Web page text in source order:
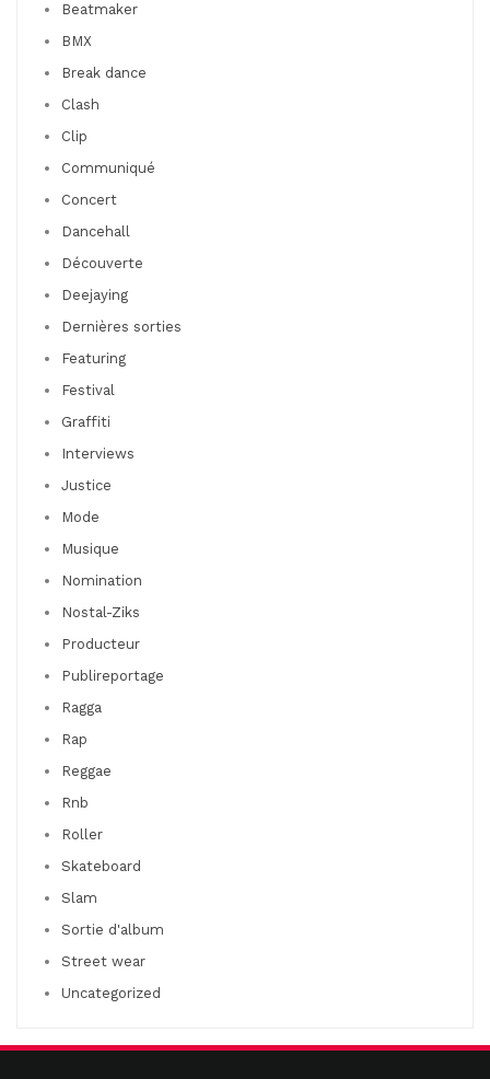
Beatmaker
BMX
Break dance
Clash
Clip
Communiqué
Concert
Dancehall
Découverte
Deejaying
Dernières sorties
Featuring
Festival
Graffiti
Interviews
Justice
Mode
Musique
Nomination
Nostal-Ziks
Producteur
Publireportage
Ragga
Rap
Reggae
Rnb
Roller
Skateboard
Slam
Sortie d'album
Street wear
Uncategorized